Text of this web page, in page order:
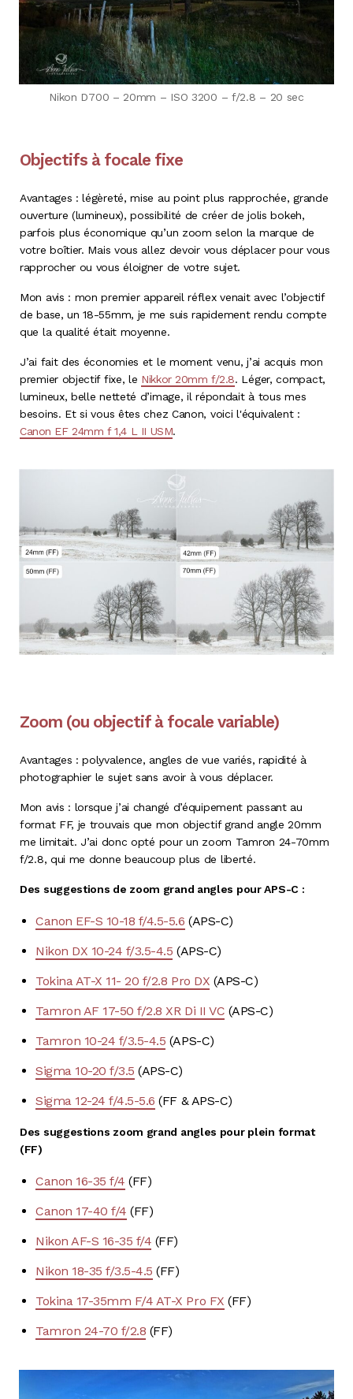
Nikon D700 – 20mm – ISO 3200 – f/2.8 – 20 sec
Objectifs à focale fixe
Avantages : légèreté, mise au point plus rapprochée, grande
ouverture (lumineux), possibilité de créer de jolis bokeh,
parfois plus économique qu’un zoom selon la marque de
votre boîtier. Mais vous allez devoir vous déplacer pour vous
rapprocher ou vous éloigner de votre sujet.
Mon avis : mon premier appareil réflex venait avec l’objectif
de base, un 18-55mm, je me suis rapidement rendu compte
que la qualité était moyenne.
J’ai fait des économies et le moment venu, j’ai acquis mon
premier objectif fixe, le Nikkor 20mm f/2.8. Léger, compact,
lumineux, belle netteté d’image, il répondait à tous mes
besoins. Et si vous êtes chez Canon, voici l'équivalent :
Canon EF 24mm f 1,4 L II USM.
Zoom (ou objectif à focale variable)
Avantages : polyvalence, angles de vue variés, rapidité à
photographier le sujet sans avoir à vous déplacer.
Mon avis : lorsque j’ai changé d’équipement passant au
format FF, je trouvais que mon objectif grand angle 20mm
me limitait. J’ai donc opté pour un zoom Tamron 24-70mm
f/2.8, qui me donne beaucoup plus de liberté.
Des suggestions de zoom grand angles pour APS-C :
Canon EF-S 10-18 f/4.5-5.6 (APS-C)
Nikon DX 10-24 f/3.5-4.5 (APS-C)
Tokina AT-X 11- 20 f/2.8 Pro DX (APS-C)
Tamron AF 17-50 f/2.8 XR Di II VC (APS-C)
Tamron 10-24 f/3.5-4.5 (APS-C)
Sigma 10-20 f/3.5 (APS-C)
Sigma 12-24 f/4.5-5.6 (FF & APS-C)
Des suggestions zoom grand angles pour plein format
(FF)
Canon 16-35 f/4 (FF)
Canon 17-40 f/4 (FF)
Nikon AF-S 16-35 f/4 (FF)
Nikon 18-35 f/3.5-4.5 (FF)
Tokina 17-35mm F/4 AT-X Pro FX (FF)
Tamron 24-70 f/2.8 (FF)